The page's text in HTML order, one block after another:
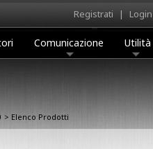
Registrati | Login
Comunicazione Utilità
> Elenco Prodotti